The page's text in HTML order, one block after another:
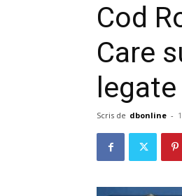
Cod
Care
Scris de dbonline -